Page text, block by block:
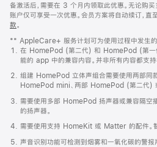
备激活后，需要在 3 个月内领取此优惠。无论购
账户仅可享受一次优惠。会员方案将自动续订，直
款。
窗
口
中
打
开)
** AppleCare+ 服务计划可为使用过程中发生的
在 HomePod (第二代) 和 HomePod (第一
能的 app 中的兼容内容。并非所有内容都支持
组建 HomePod 立体声组合需要使用两部同
HomePod mini、两部 HomePod (第二代)
需要使用多部 HomePod 扬声器或兼容隔空
的扬声器。
需要使用支持 HomeKit 或 Matter 的配件。
声音识别功能可检测到烟雾和一氧化碳的警报